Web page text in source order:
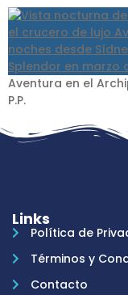
Aventura en el
P.P.
Links
Política de
Términos y
Contacto